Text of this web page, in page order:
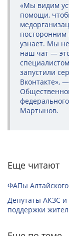
«Мы видим
помощи,
посторонним
узнает. Мы
наш чат —
запустили
Вконтакте»,
Мартынов.
Еще читают
ФАПы
Депутаты АКЗС
поддержки